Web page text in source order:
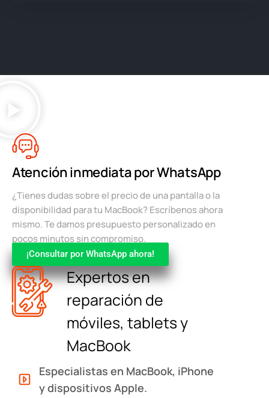
Atención inmediata por WhatsApp
¿Tienes dudas sobre el precio de una pantalla o la
disponibilidad para tu MacBook? Escríbenos ahora
mismo. Te damos presupuesto personalizado en
pocos minutos sin compromiso.
¡Consultar por WhatsApp ahora!
Expertos en
reparación de
móviles, tablets y
MacBook
Especialistas en MacBook, iPhone
y dispositivos Apple.